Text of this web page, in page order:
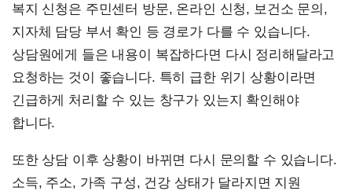
복지 신청은 주민센터 방문, 온라인 신청, 보건소 문의,
지자체 담당 부서 확인 등 경로가 다를 수 있습니다.
상담원에게 들은 내용이 복잡하다면 다시 정리해달라고
요청하는 것이 좋습니다. 특히 급한 위기 상황이라면
긴급하게 처리할 수 있는 창구가 있는지 확인해야
합니다.
또한 상담 이후 상황이 바뀌면 다시 문의할 수 있습니다.
소득, 주소, 가족 구성, 건강 상태가 달라지면 지원